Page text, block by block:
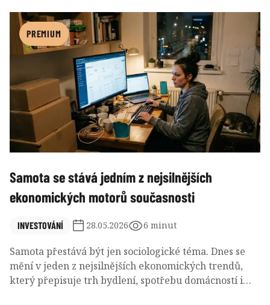
chamtivost, strach, příležitost i lidské příběhy
dlužníků a investorů. Za lákavými vyvolávacími
cenami se skrývá svět, který připomíná lov pokladů
více než běžné investování.
PREMIUM
Samota se stává jedním z nejsilnějších
ekonomických motorů současnosti
INVESTOVÁNÍ 28.05.2026 6 minut
Samota přestává být jen sociologické téma. Dnes se
mění v jeden z nejsilnějších ekonomických trendů,
který přepisuje trh bydlení, spotřebu domácností i